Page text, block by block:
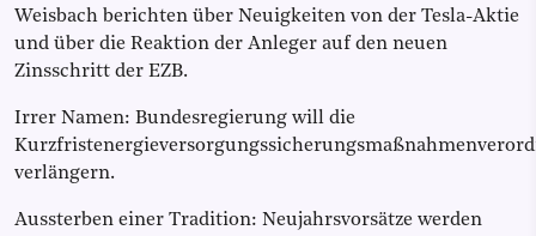
Weisbach berichten über Neuigkeiten von der Tesla-Aktie
und über die Reaktion der Anleger auf den neuen
Zinsschritt der EZB.
Irrer Namen: Bundesregierung will die
verlängern.
Aussterben einer Tradition: Neujahrsvorsätze werden